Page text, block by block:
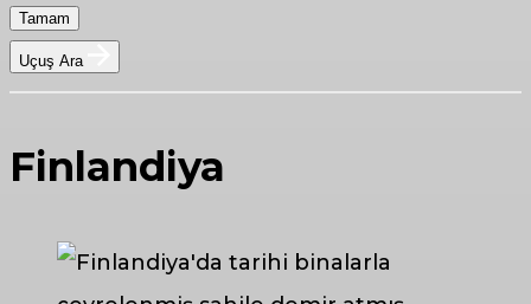
Tamam
Uçuş Ara
Finlandiya